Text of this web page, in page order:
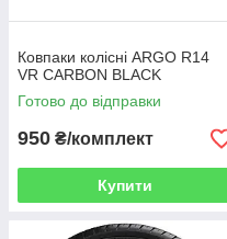
Ковпаки колісні ARGO R14
VR CARBON BLACK
Готово до відправки
950 ₴/комплект
Купити